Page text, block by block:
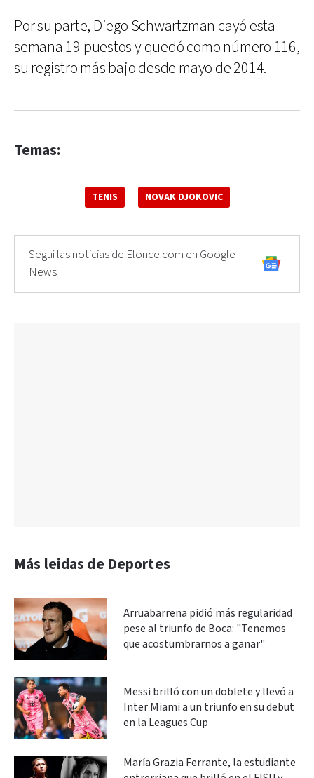
Por su parte, Diego Schwartzman cayó esta
semana 19 puestos y quedó como número 116,
su registro más bajo desde mayo de 2014.
Temas:
TENIS NOVAK DJOKOVIC
Seguí las noticias de Elonce.com en Google
News
Más leidas de Deportes
Arruabarrena pidió más regularidad
pese al triunfo de Boca: "Tenemos
que acostumbrarnos a ganar"
Messi brilló con un doblete y llevó a
Inter Miami a un triunfo en su debut
en la Leagues Cup
María Grazia Ferrante, la estudiante